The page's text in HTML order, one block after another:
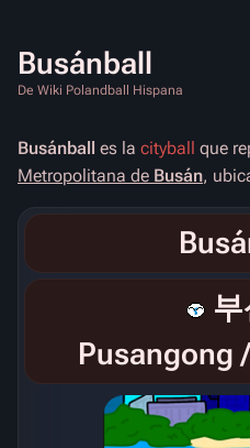
Busánball
De Wiki Polandball Hispana
Busánball es la cityball que
Metropolitana de Busán,
Pusangong